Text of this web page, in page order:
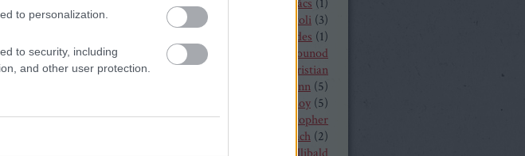
to personalization.
to security, including
and other user protection.
Weber(5)Carmen Cár és ács (1)
Casa Verdi
cd Cecilia Bartoli (3)
Chabert ezredes (1)
Charles Castronovo
Charles Gounod
(4 Chrisopher Maltman
Christian
Christian Thielemann (5)
Christof Loy (5)
Christopher Maltman
Christopher
Christoph Eschenbach (2)